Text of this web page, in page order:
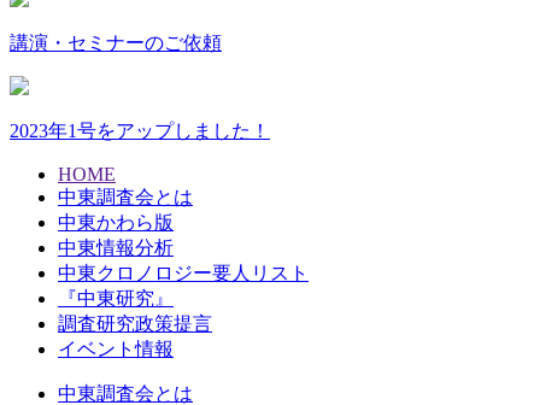
講演・セミナーのご依頼
2023年1号をアップしました！
HOME
中東調査会とは
中東かわら版
中東情報分析
中東クロノロジー要人リスト
『中東研究』
調査研究政策提言
イベント情報
中東調査会とは